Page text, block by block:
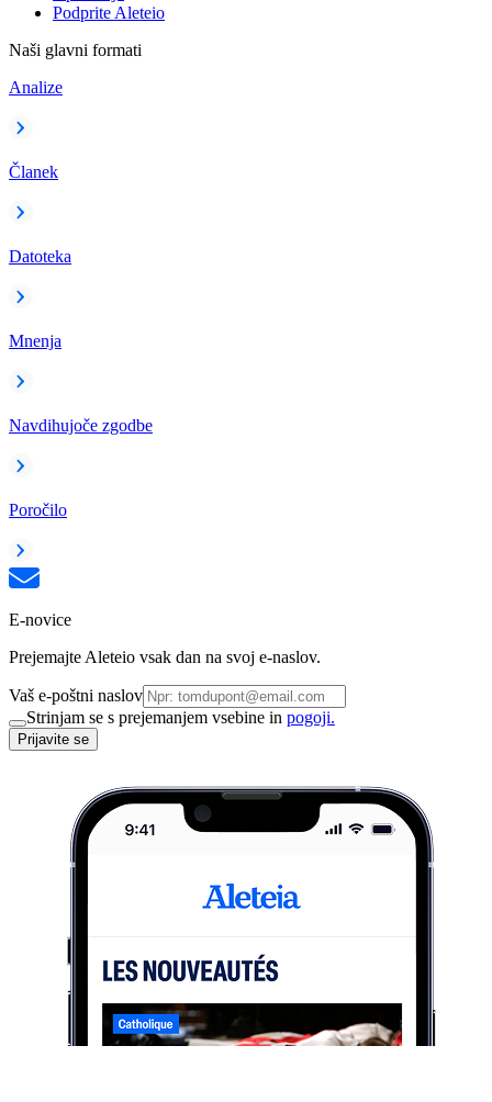
Podprite Aleteio
Naši glavni formati
Analize
Članek
Datoteka
Mnenja
Navdihujoče zgodbe
Poročilo
E-novice
Prejemajte Aleteio vsak dan na svoj e-naslov.
Vaš e-poštni naslov
Strinjam se s prejemanjem vsebine in pogoji.
Prijavite se